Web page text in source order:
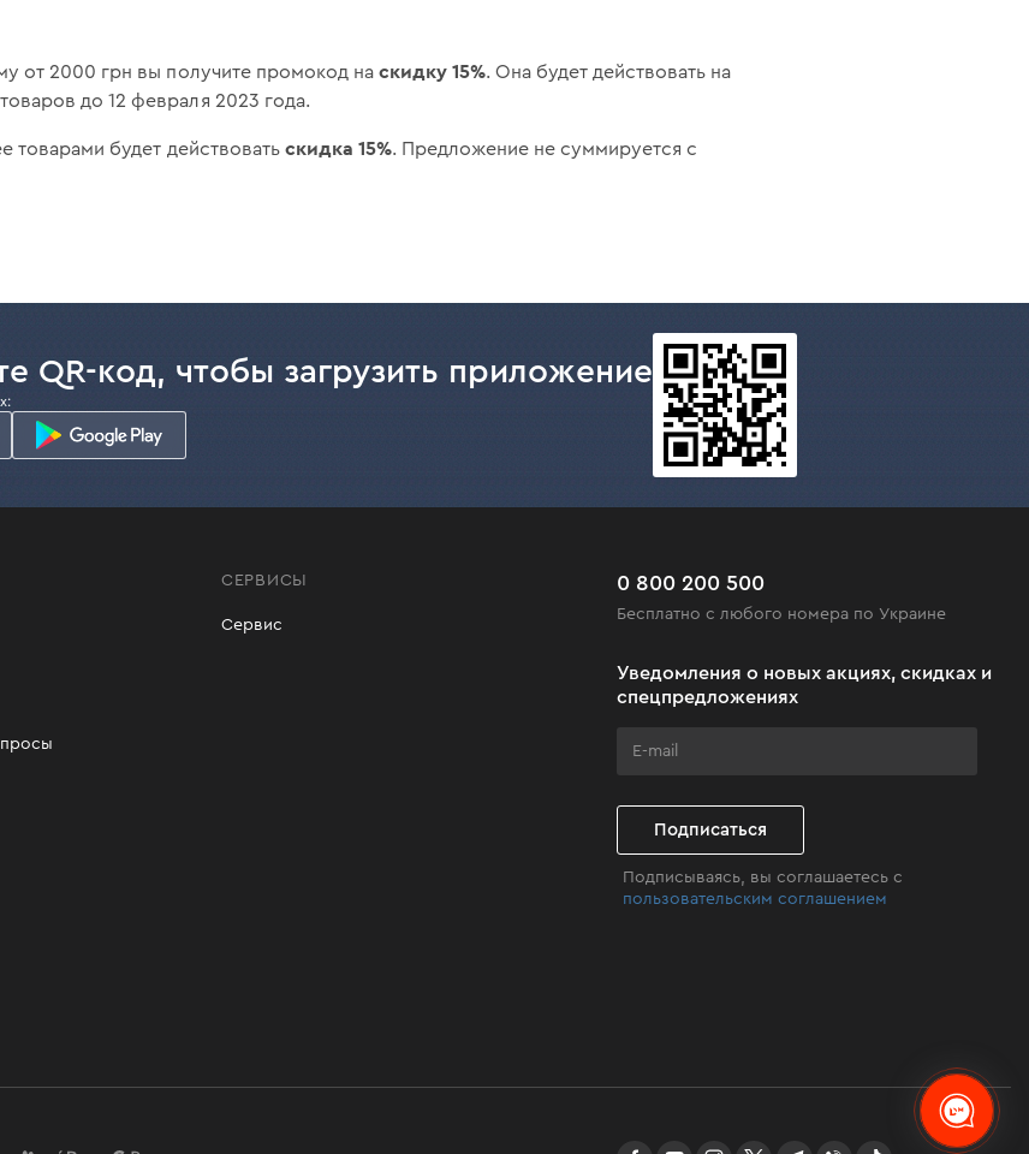
от 2000 грн вы получите промокод на скидку 15%. Она будет действовать на
до 12 февраля 2023 года.
товарами будет действовать скидка 15%. Предложение не суммируется с
QR-код, чтобы загрузить приложение
СЕРВИСЫ
Сервис
0 800 200 500
Бесплатно с любого номера по Украине
Уведомления о новых акциях, скидках и
спецпредложениях
Подписаться
Подписываясь, вы соглашаетесь с
пользовательским соглашением